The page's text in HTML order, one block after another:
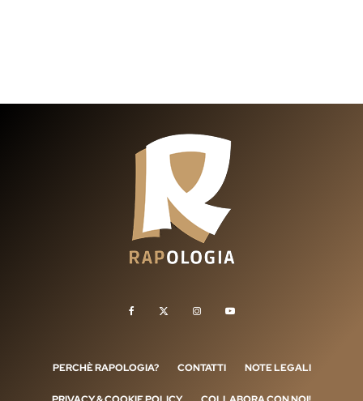
PERCHÈ RAPOLOGIA? CONTATTI NOTE LEGALI